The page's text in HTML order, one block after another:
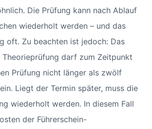
Die Prüfung kann nach Ablauf
wiederholt werden – und das
oft. Zu beachten ist jedoch: Das
Theorieprüfung darf zum Zeitpunkt
Prüfung nicht länger als zwölf
Liegt der Termin später, muss die
wiederholt werden. In diesem Fall
der Führerschein-